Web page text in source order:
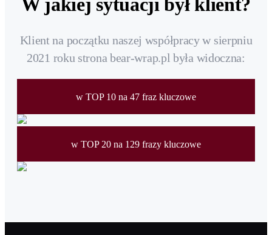
Klient na początku naszej współpracy w sierpniu
2021 roku strona bear-wrap.pl była widoczna:
w TOP 10 na 47 fraz kluczowe
w TOP 20 na 129 frazy kluczowe